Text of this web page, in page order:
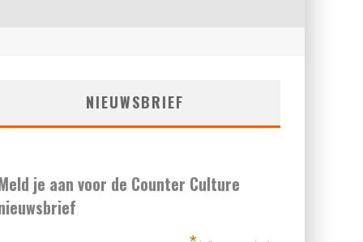
NIEUWSBRIEF
je aan voor de Counter Culture